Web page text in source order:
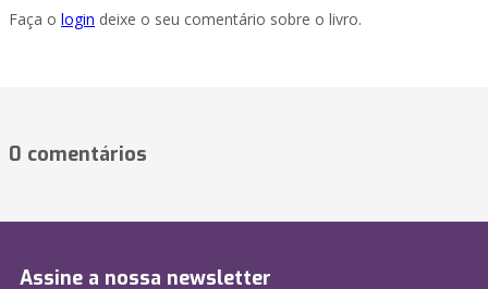
Faça o login deixe o seu comentário sobre o livro.
0 comentários
Assine a nossa newsletter